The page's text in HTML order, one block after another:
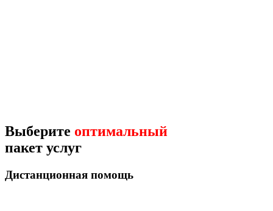
Выберите оптимальный
пакет услуг
Дистанционная помощь